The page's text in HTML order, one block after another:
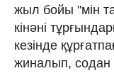
жыл бойы "мін
кінәні
кезінде
жиналып, содан